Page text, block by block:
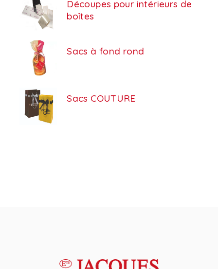
Découpes pour intérieurs de
boîtes
Sacs à fond rond
Sacs COUTURE